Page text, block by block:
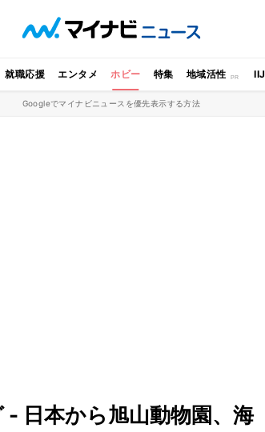
就職応援 エンタメ ホビー 特集 地域活性 IIJ
Googleでマイナビニュースを優先表示する方法
日本から旭山動物園、海